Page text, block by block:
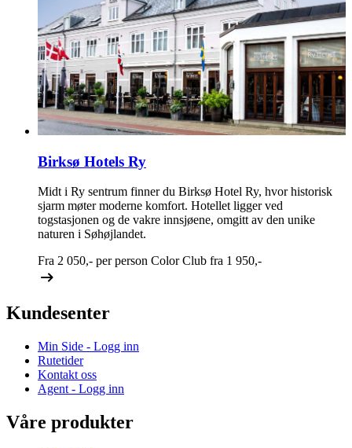
Birksø Hotels Ry
Midt i Ry sentrum finner du Birksø Hotel Ry, hvor historisk
sjarm møter moderne komfort. Hotellet ligger ved
togstasjonen og de vakre innsjøene, omgitt av den unike
naturen i Søhøjlandet.
Fra 2 050,- per person Color Club fra 1 950,-
Kundesenter
Min Side - Logg inn
Rutetider
Kontakt oss
Agent - Logg inn
Våre produkter